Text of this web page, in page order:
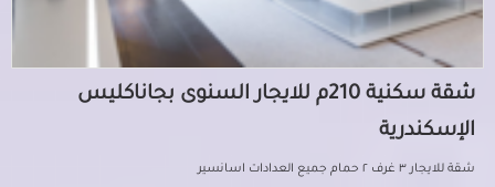
شقة سكنية 210م للايجار السنوى بجاناكليس
الإسكندرية
شقة للايجار ٣ غرف ٢ حمام جميع العدادات اسانسير